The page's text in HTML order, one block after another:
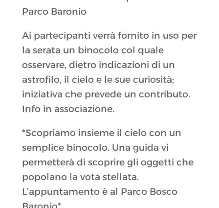
Parco Baronio
Ai partecipanti verrà fornito in uso per
la serata un binocolo col quale
osservare, dietro indicazioni di un
astrofilo, il cielo e le sue curiosità;
iniziativa che prevede un contributo.
Info in associazione.
*Scopriamo insieme il cielo con un
semplice binocolo. Una guida vi
permetterà di scoprire gli oggetti che
popolano la vota stellata.
L’appuntamento è al Parco Bosco